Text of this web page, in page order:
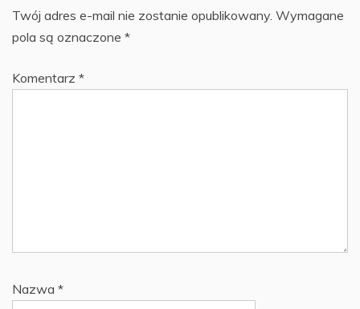
Twój adres e-mail nie zostanie opublikowany. Wymagane
pola są oznaczone *
Komentarz *
Nazwa *